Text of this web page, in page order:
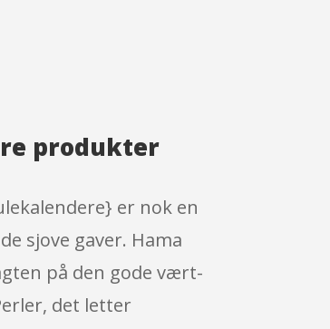
produkter
er nok en
sjove gaver. Hama
på den gode vært-
det letter